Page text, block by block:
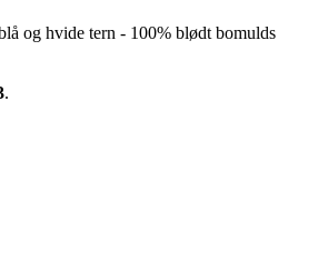
og hvide tern - 100% blødt bomulds
.